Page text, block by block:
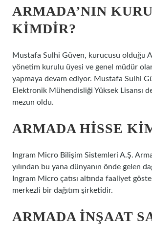
ARMADA’NIN
KIMDIR?
Mustafa Sulhi Güven, kurucusu olduğu
yönetim kurulu üyesi ve genel müdür
yapmaya devam ediyor. Mustafa Sulhi
Elektronik Mühendisliği Yüksek Lisansı
mezun oldu.
ARMADA HISSE
Ingram Micro Bilişim Sistemleri A.Ş.
yılından bu yana dünyanın önde gelen
Ingram Micro çatısı altında faaliyet
merkezli bir dağıtım şirketidir.
ARMADA INŞAAT